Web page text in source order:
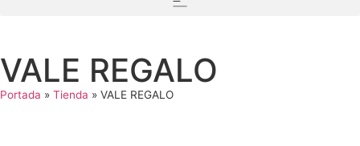
VALE REGALO
Portada » Tienda » VALE REGALO